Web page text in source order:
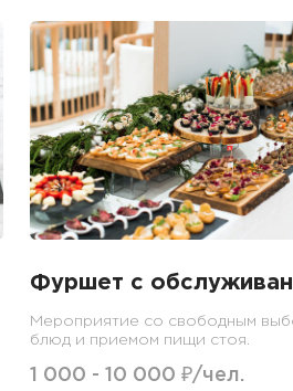
Фуршет с
Мероприятие со свободным
блюд и приемом пищи стоя.
1 000 - 10 000 ₽/чел.